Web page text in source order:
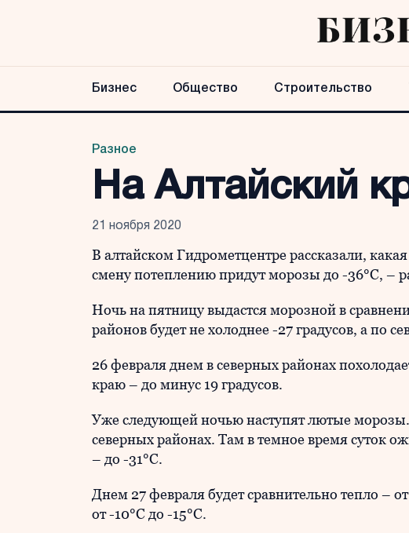
Бизнес Общество Строительство
Разное
На Алтайский
21 ноября 2020
В алтайском Гидрометцентре рассказали,
смену потеплению придут морозы до -36°С, –
Ночь на пятницу выдастся морозной в
районов будет не холоднее -27 градусов, а по
26 февраля днем в северных районах
краю – до минус 19 градусов.
Уже следующей ночью наступят лютые морозы.
северных районах. Там в темное время суток
– до -31°С.
Днем 27 февраля будет сравнительно тепло –
от -10°С до -15°С.